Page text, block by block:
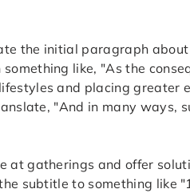
the initial paragraph
like, "As the
and placing greater
"And in many
at gatherings and offer
subtitle to something like